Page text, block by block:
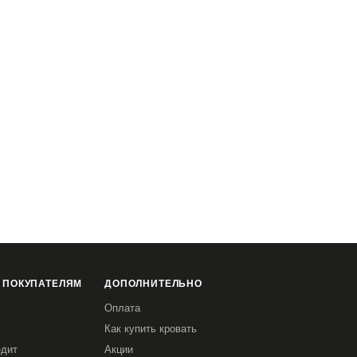
ДОПОЛНИТЕЛЬНО
Оплата
Как купить кровать
Акции